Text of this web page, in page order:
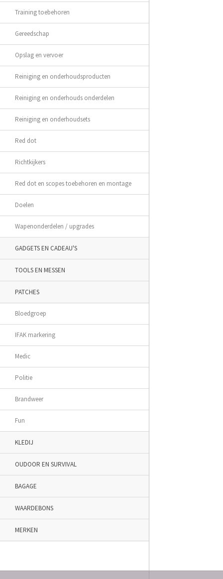
Training toebehoren
Gereedschap
Opslag en vervoer
Reiniging en onderhoudsproducten
Reiniging en onderhouds onderdelen
Reiniging en onderhoudsets
Red dot
Richtkijkers
Red dot en scopes toebehoren en montage
Doelen
Wapenonderdelen / upgrades
GADGETS EN CADEAU'S
TOOLS EN MESSEN
PATCHES
Bloedgroep
IFAK markering
Medic
Politie
Brandweer
Fun
KLEDIJ
OUDOOR EN SURVIVAL
BAGAGE
WAARDEBONS
MERKEN